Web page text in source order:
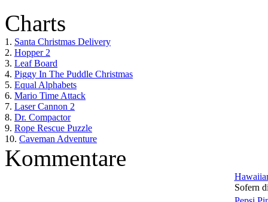
Charts
1. Santa Christmas Delivery
2. Hopper 2
3. Leaf Board
4. Piggy In The Puddle Christmas
5. Equal Alphabets
6. Mario Time Attack
7. Laser Cannon 2
8. Dr. Compactor
9. Rope Rescue Puzzle
10. Caveman Adventure
Kommentare
Sofern